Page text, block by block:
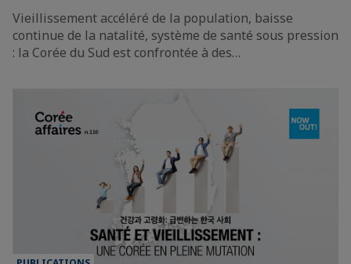
Vieillissement accéléré de la population, baisse
continue de la natalité, système de santé sous pression
: la Corée du Sud est confrontée à des…